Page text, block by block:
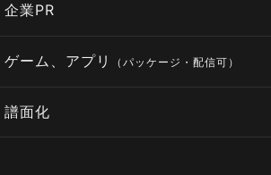
企業PR
ゲーム、アプリ （パッケージ・配信可）
譜面化